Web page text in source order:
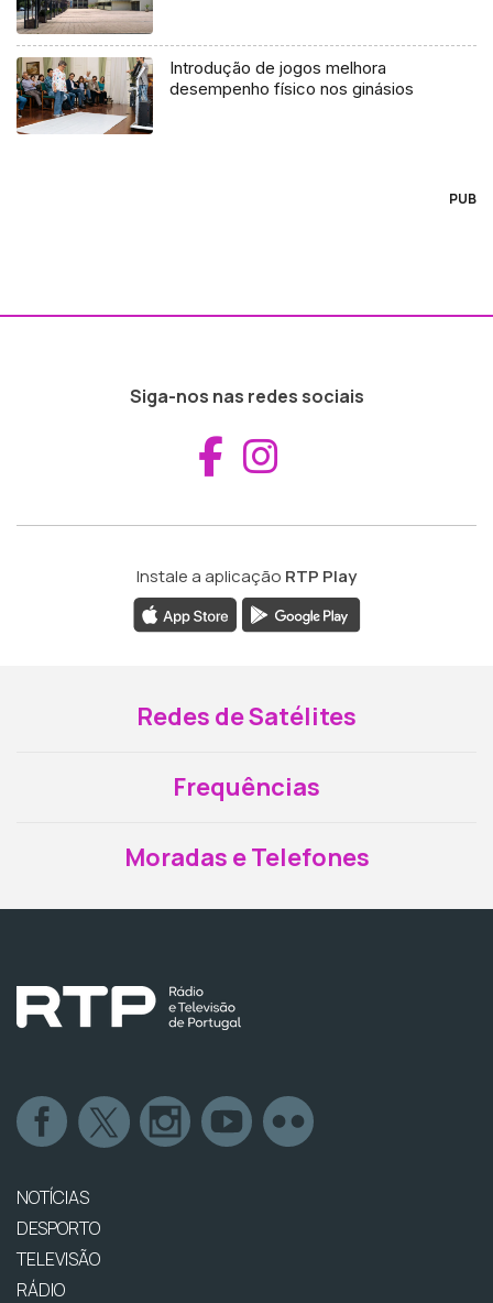
Introdução de jogos melhora
desempenho físico nos ginásios
PUB
Siga-nos nas redes sociais
Aceder ao
Instale a aplicação RTP Play
Redes de Satélites
Frequências
Moradas e Telefones
NOTÍCIAS
DESPORTO
TELEVISÃO
RÁDIO